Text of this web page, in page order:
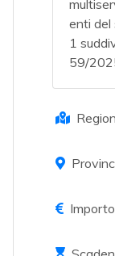
enti del
1
59/